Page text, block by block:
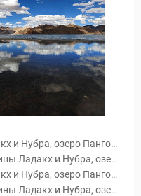
Сакральный Тибет: долины Ладакх и Нубра, озеро Пангонг Цо, 5.09-19.09.2013г.
Фототур Сакральный Тибет: долины Ладакх и Нубра, озеро Пангонг Цо, 5.09-19.09.2013г.
Сакральный Тибет: долины Ладакх и Нубра, озеро Пангонг Цо.
Фототур Сакральный Тибет: долины Ладакх и Нубра, озеро Пангонг Цо.